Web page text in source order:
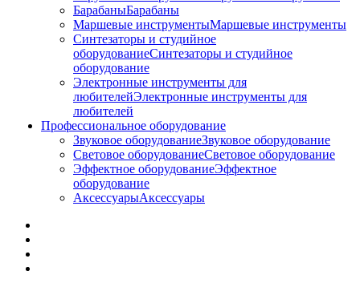
БарабаныБарабаны
Маршевые инструментыМаршевые инструменты
Синтезаторы и студийное
оборудованиеСинтезаторы и студийное
оборудование
Электронные инструменты для
любителейЭлектронные инструменты для
любителей
Профессиональное оборудование
Звуковое оборудованиеЗвуковое оборудование
Световое оборудованиеСветовое оборудование
Эффектное оборудованиеЭффектное
оборудование
АксессуарыАксессуары